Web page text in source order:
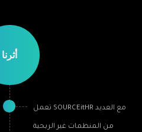
أثرنا
تعمل SOURCEitHR مع العديد
من المنظمات غير الربحية